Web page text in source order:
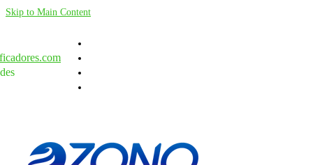
Skip to Main Content